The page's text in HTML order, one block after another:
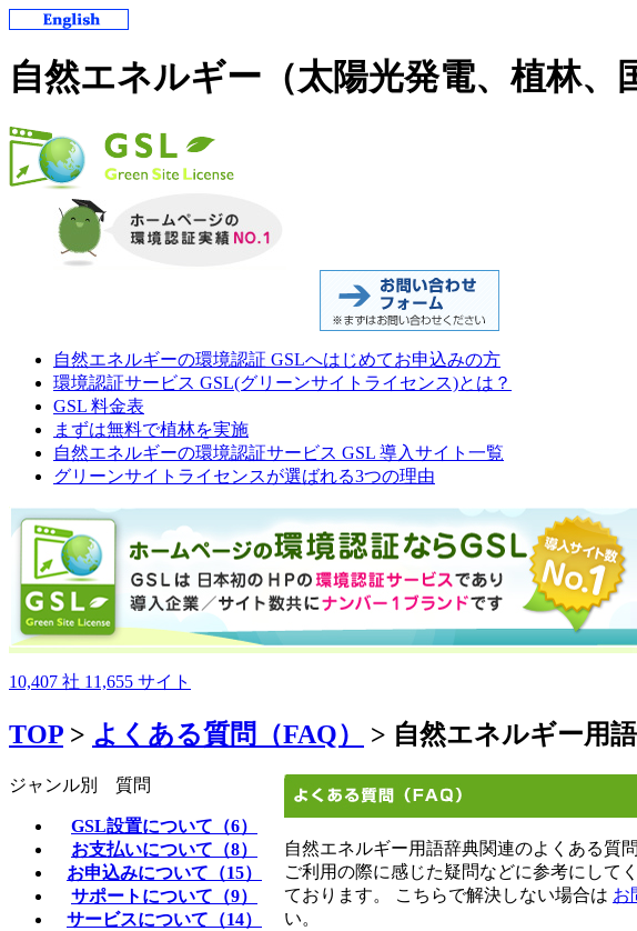
自然エネルギー（太陽光発電、植林
自然エネルギーの環境認証 GSLへはじめてお申込みの方
環境認証サービス GSL(グリーンサイトライセンス)とは？
GSL 料金表
まずは無料で植林を実施
自然エネルギーの環境認証サービス GSL 導入サイト一覧
グリーンサイトライセンスが選ばれる3つの理由
10,407 社 11,655 サイト
TOP > よくある質問（FAQ） > 自然エネルギー用
ジャンル別 質問
GSL設置について（6）
お支払いについて（8）
お申込みについて（15）
サポートについて（9）
サービスについて（14）
自然エネルギー用語辞典関連のよくある質
ご利用の際に感じた疑問などに参考にして
ております。 こちらで解決しない場合は お
い。